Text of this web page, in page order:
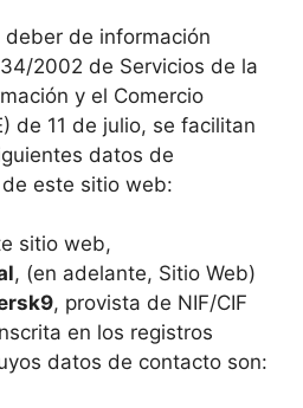
de información
2002 de Servicios de la
y el Comercio
de 11 de julio, se facilitan
datos de
este sitio web:
sitio web,
, (en adelante, Sitio Web)
, provista de NIF/CIF
en los registros
datos de contacto son: